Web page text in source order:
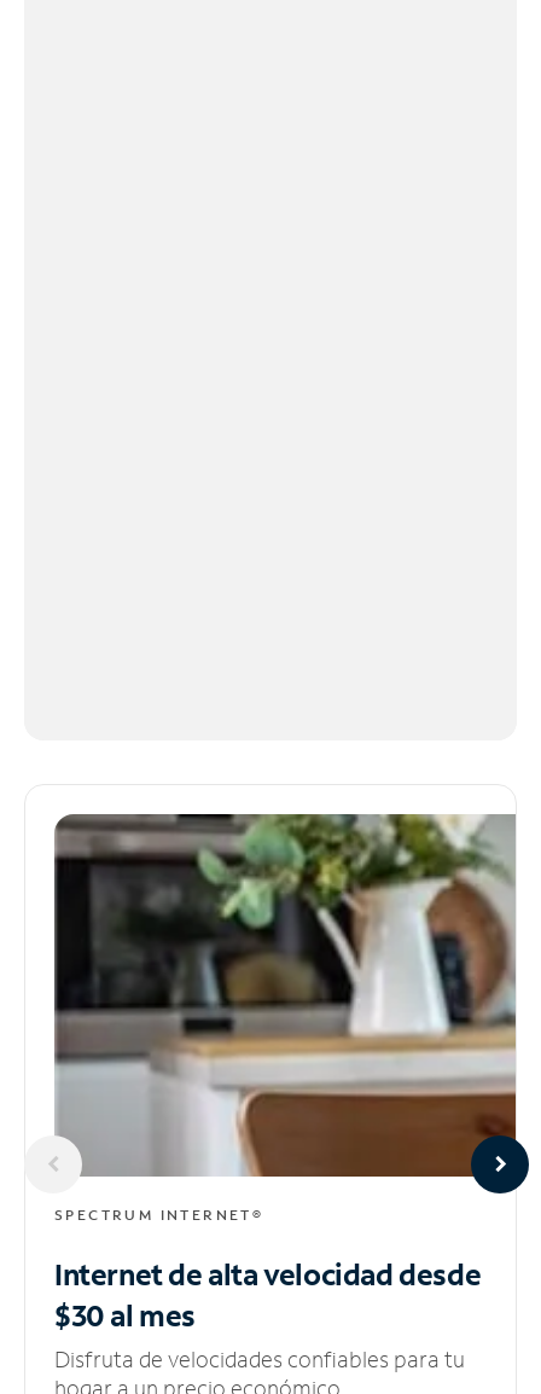
SPECTRUM INTERNET®
Internet de alta velocidaddesde
$30 al mes
Disfruta de velocidades confiables para tu
hogar a un precio económico.